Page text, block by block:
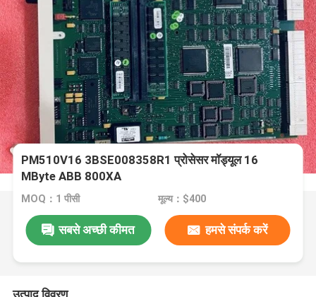
PM510V16 3BSE008358R1 प्रोसेसर मॉड्यूल 16
MByte ABB 800XA
MOQ：1 पीसी मूल्य：$400
सबसे अच्छी कीमत हमसे संपर्क करें
उत्पाद विवरण